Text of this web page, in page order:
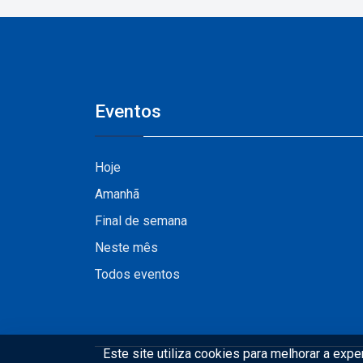
Vale do Pinhão
Este site utiliza cookies para melhorar a
Eventos
Hoje
Amanhã
Final de semana
Neste mês
Todos eventos